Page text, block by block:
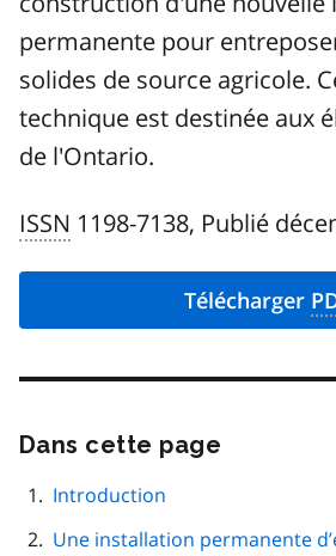
permanente pour
solides de source agricole.
technique est destinée aux
de l'Ontario.
ISSN 1198-7138, Publié
Télécharger
Dans cette page
page
Introduction
Une installation permanente